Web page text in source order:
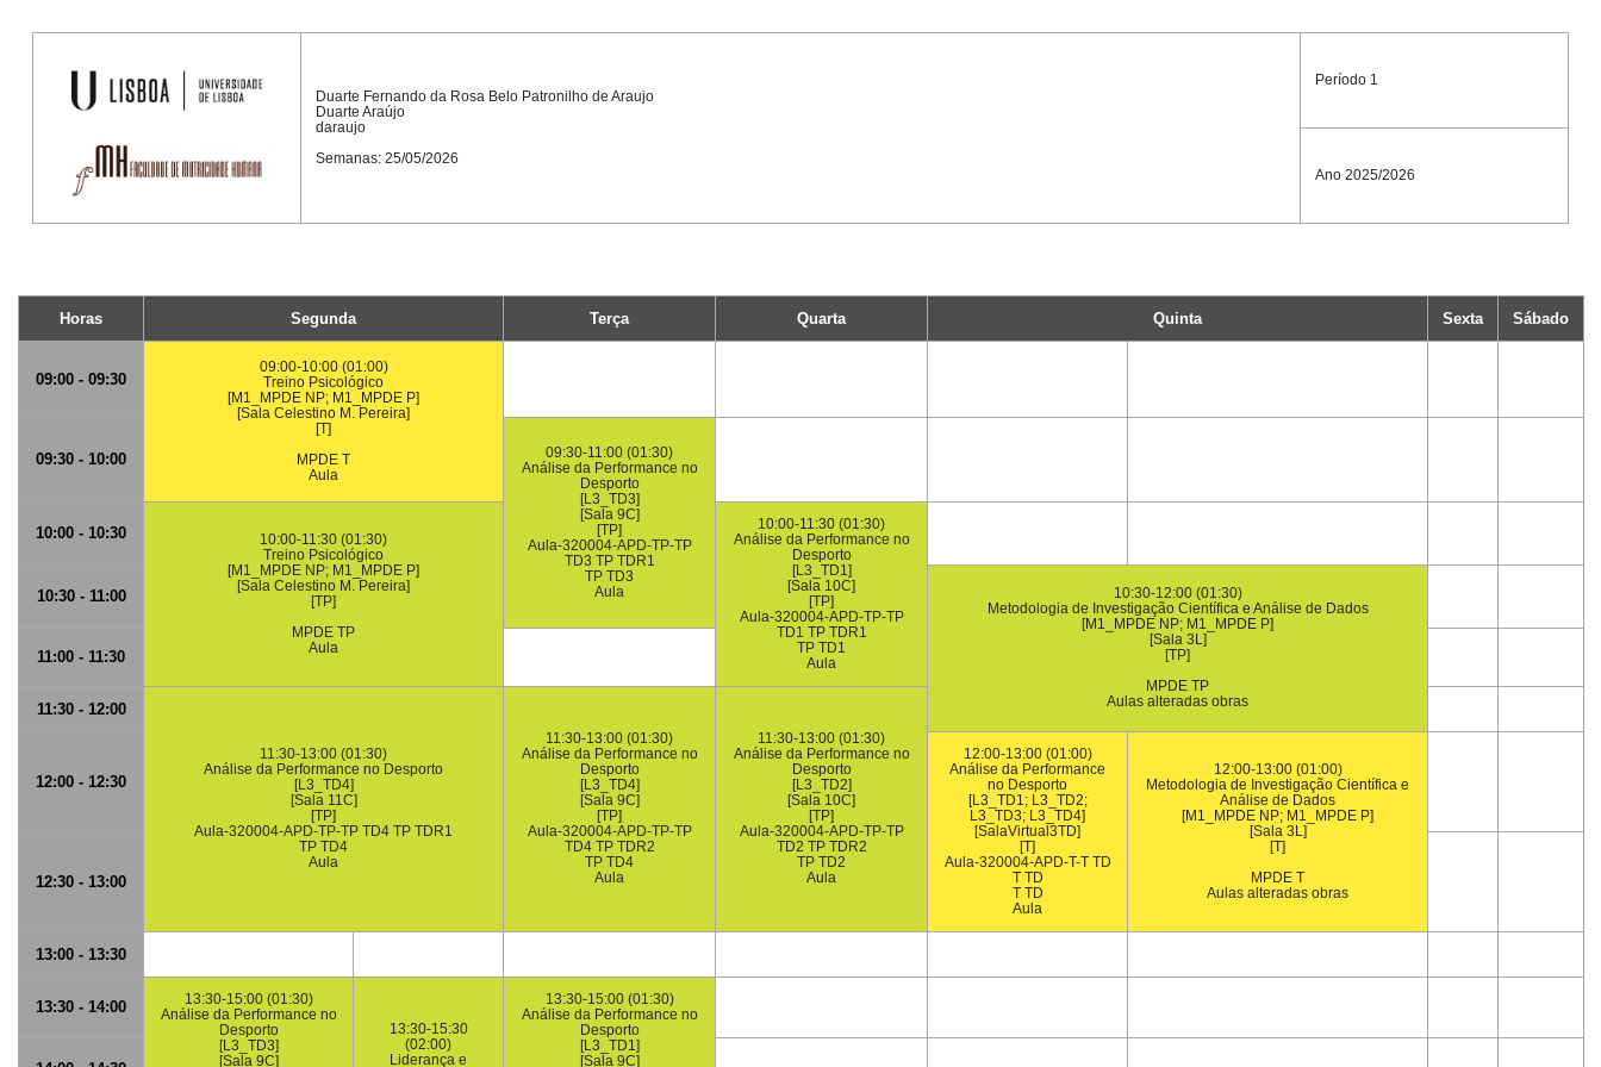
Duarte Fernando da Rosa Belo Patronilho de Araujo
Duarte Araújo
daraujo
Semanas: 25/05/2026
Período 1
Ano 2025/2026
Horas Segunda Terça Quarta Quinta Sexta Sábado
09:00 - 09:30
09:00-10:00 (01:00)
Treino Psicológico
[M1_MPDE NP; M1_MPDE P]
[Sala Celestino M. Pereira]
[T]
MPDE T
Aula
09:30 - 10:00
09:30-11:00 (01:30)
Análise da Performance no
Desporto
[L3_TD3]
[Sala 9C]
[TP]
Aula-320004-APD-TP-TP
TD3 TP TDR1
TP TD3
Aula
10:00 - 10:30
10:00-11:30 (01:30)
Treino Psicológico
[M1_MPDE NP; M1_MPDE P]
[Sala Celestino M. Pereira]
[TP]
MPDE TP
Aula
10:00-11:30 (01:30)
Análise da Performance no
Desporto
[L3_TD1]
[Sala 10C]
[TP]
Aula-320004-APD-TP-TP
TD1 TP TDR1
TP TD1
Aula
10:30 - 11:00
10:30-12:00 (01:30)
Metodologia de Investigação Científica e Análise de Dados
[M1_MPDE NP; M1_MPDE P]
[Sala 3L]
[TP]
MPDE TP
Aulas alteradas obras
11:00 - 11:30
11:30 - 12:00
11:30-13:00 (01:30)
Análise da Performance no Desporto
[L3_TD4]
[Sala 11C]
[TP]
Aula-320004-APD-TP-TP TD4 TP TDR1
TP TD4
Aula
11:30-13:00 (01:30)
Análise da Performance no
Desporto
[L3_TD4]
[Sala 9C]
[TP]
Aula-320004-APD-TP-TP
TD4 TP TDR2
TP TD4
Aula
11:30-13:00 (01:30)
Análise da Performance no
Desporto
[L3_TD2]
[Sala 10C]
[TP]
Aula-320004-APD-TP-TP
TD2 TP TDR2
TP TD2
Aula
12:00 - 12:30
12:00-13:00 (01:00)
Análise da Performance
no Desporto
[L3_TD1; L3_TD2;
L3_TD3; L3_TD4]
[SalaVirtual3TD]
[T]
Aula-320004-APD-T-T TD
T TD
T TD
Aula
12:00-13:00 (01:00)
Metodologia de Investigação Científica e
Análise de Dados
[M1_MPDE NP; M1_MPDE P]
[Sala 3L]
[T]
MPDE T
Aulas alteradas obras
12:30 - 13:00
13:00 - 13:30
13:30 - 14:00
13:30-15:00 (01:30)
Análise da Performance no
Desporto
[L3_TD3]
[Sala 9C]
13:30-15:30
(02:00)
Liderança e
13:30-15:00 (01:30)
Análise da Performance no
Desporto
[L3_TD1]
[Sala 9C]